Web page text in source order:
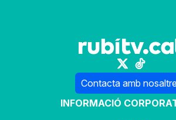
Contacta amb
INFORMACIÓ